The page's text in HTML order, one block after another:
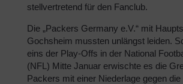
stellvertretend für den Fanclub.
Die „Packers Germany e.V.“ mit
Gochsheim mussten unlängst leiden.
eins der Play-Offs in der National
(NFL) Mitte Januar erwischte es die
Packers mit einer Niederlage gegen die